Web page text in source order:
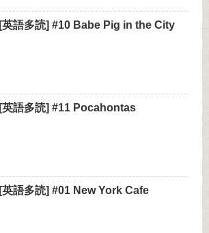
[英語多読] #10 Babe Pig in the City
[英語多読] #11 Pocahontas
[英語多読] #01 New York Cafe